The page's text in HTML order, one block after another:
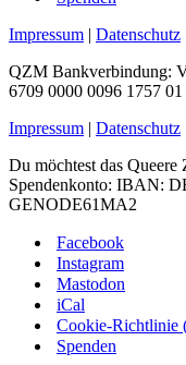
Impressum | Datenschutz
QZM Bankverbindung:
6709 0000 0096 1757 01
Impressum | Datenschutz
Du möchtest das
Spendenkonto: IBAN:
GENODE61MA2
Facebook
Instagram
Mastodon
iCal
Cookie-Richtlinie
Spenden